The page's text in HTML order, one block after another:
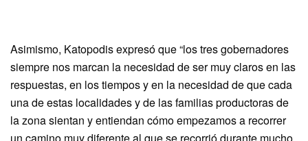
Asimismo, Katopodis expresó que “los tres gobernadores
siempre nos marcan la necesidad de ser muy claros en las
respuestas, en los tiempos y en la necesidad de que cada
una de estas localidades y de las familias productoras de
la zona sientan y entiendan cómo empezamos a recorrer